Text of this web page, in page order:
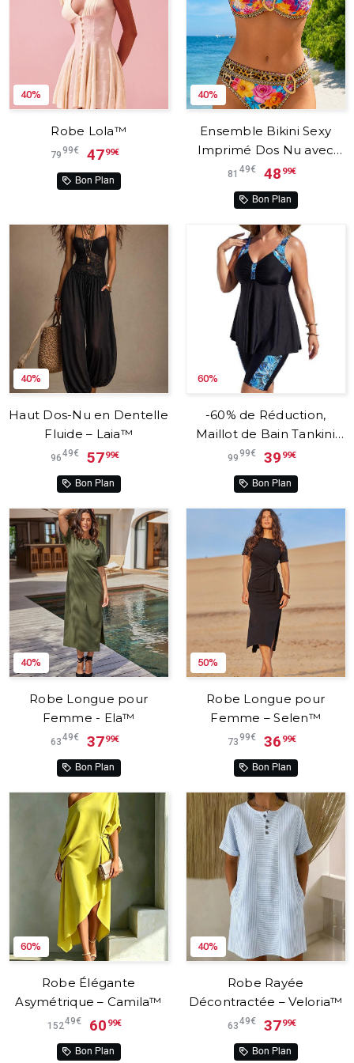
40%
Robe Lola™
7999€ 4799€
Bon Plan
40%
Ensemble Bikini Sexy
Imprimé Dos Nu avec
Boucle Métallique –
Maréva™
81 49€ 48 99€
Bon Plan
40%
Haut Dos-Nu en Dentelle
Fluide – Laia™
9649€ 5799€
Bon Plan
60%
-60% de Réduction,
Maillot de Bain Tankini
Fluide pour Femmes
avec Short – Tankini™
9999€ 39 99€
Bon Plan
40%
Robe Longue pour
Femme - Ela™
6349€ 3799€
Bon Plan
50%
Robe Longue pour
Femme – Selen™
7399€ 36 99€
Bon Plan
60%
Robe Élégante
Asymétrique – Camila™
15249€ 60 99€
Bon Plan
40%
Robe Rayée
Décontractée – Veloria™
6349€ 3799€
Bon Plan